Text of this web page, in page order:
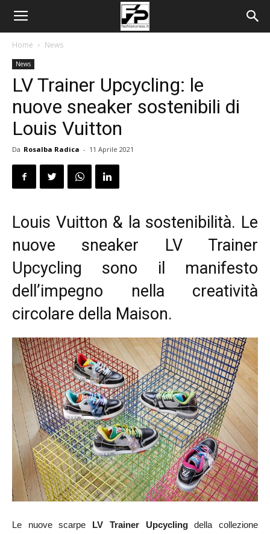
Home News
News
LV Trainer Upcycling: le
nuove sneaker sostenibili di
Louis Vuitton
Da Rosalba Radica - 11 Aprile 2021
Louis Vuitton & la sostenibilità. Le
nuove sneaker LV Trainer
Upcycling sono il manifesto
dell’impegno nella creatività
circolare della Maison.
Le nuove scarpe LV Trainer Upcyclingdella collezione